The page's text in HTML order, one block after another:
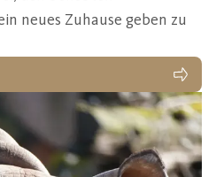
neues Zuhause geben zu